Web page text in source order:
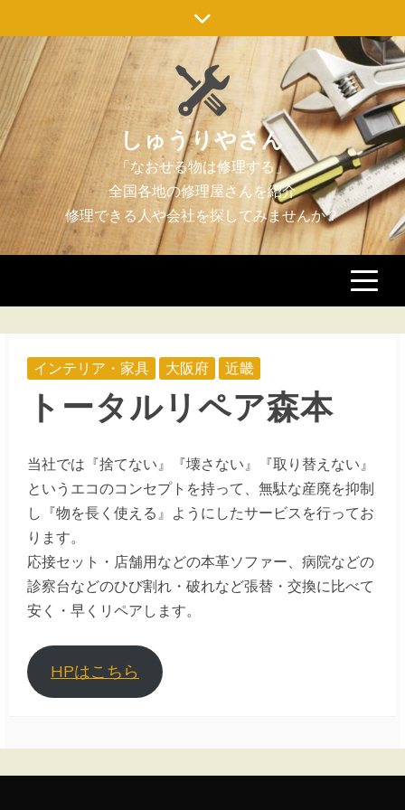
to
content
しゅうりやさん
インテリア・家具 大阪府 近畿
トータルリペア森本
当社では『捨てない』『壊さない』『取り替えない』
というエコのコンセプトを持って、無駄な産廃を抑制
し『物を長く使える』ようにしたサービスを行ってお
ります。
応接セット・店舗用などの本革ソファー、病院などの
診察台などのひび割れ・破れなど張替・交換に比べて
安く・早くリペアします。
HPはこちら